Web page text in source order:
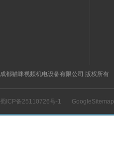
成都猫咪视频机电设备有限公司 版权所有
蜀ICP备25110726号-1 GoogleSitemap